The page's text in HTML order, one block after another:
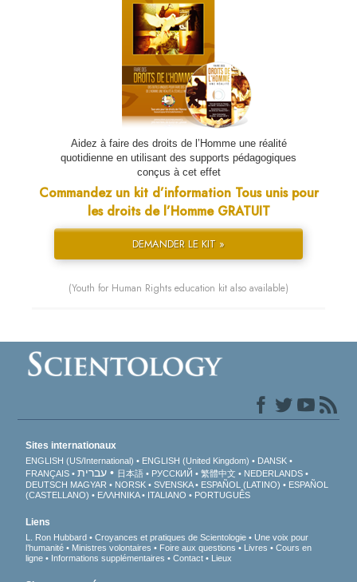
Aidez à faire des droits de l’Homme une réalité
quotidienne en utilisant des supports pédagogiques
conçus à cet effet
Commandez un kit d’information Tous unis pour
les droits de l’Homme GRATUIT
DEMANDER LE KIT »
(Youth for Human Rights education kit also available)
Sites internationaux
ENGLISH (US/International) ENGLISH (United Kingdom)
DANSK
FRANÇAIS
עברית 日本語 РУССКИЙ 繁體中文
NEDERLANDS
DEUTSCH MAGYAR NORSK SVENSKA ESPAÑOL (LATINO)
ESPAÑOL
(CASTELLANO)
ΕΛΛΗΝΙΚA ITALIANO PORTUGUÊS
Liens
L. Ron Hubbard Croyances et pratiques de Scientologie
Une voix pour
l’humanité
Ministres volontaires Foire aux questions Livres
Cours en
ligne
Informations supplémentaires Contact Lieux